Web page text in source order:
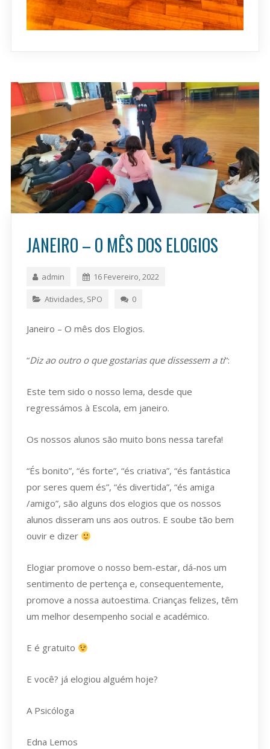
JANEIRO – O MÊS DOS ELOGIOS
admin 16 Fevereiro, 2022
Atividades, SPO 0
Janeiro – O mês dos Elogios.
“Diz ao outro o que gostarias que dissessem a ti“:
Este tem sido o nosso lema, desde que
regressámos à Escola, em janeiro.
Os nossos alunos são muito bons nessa tarefa!
“És bonito”, “és forte”, “és criativa”, “és fantástica
por seres quem és”, “és divertida”, “és amiga
/amigo”, são alguns dos elogios que os nossos
alunos disseram uns aos outros. E soube tão bem
ouvir e dizer
Elogiar promove o nosso bem-estar, dá-nos um
sentimento de pertença e, consequentemente,
promove a nossa autoestima. Crianças felizes, têm
um melhor desempenho social e académico.
E é gratuito
E você? já elogiou alguém hoje?
A Psicóloga
Edna Lemos